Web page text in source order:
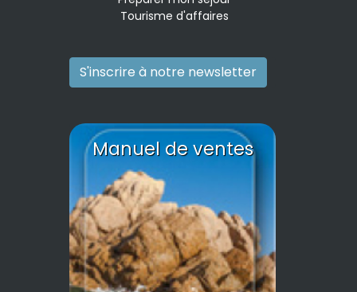
Tourisme d'affaires
S'inscrire à notre newsletter
Manuel de ventes